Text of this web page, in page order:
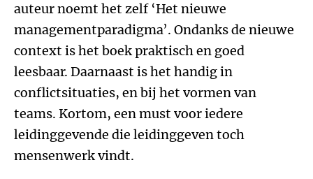
auteur noemt het zelf ‘Het nieuwe
managementparadigma’. Ondanks de nieuwe
context is het boek praktisch en goed
leesbaar. Daarnaast is het handig in
conflictsituaties, en bij het vormen van
teams. Kortom, een must voor iedere
leidinggevende die leidinggeven toch
mensenwerk vindt.